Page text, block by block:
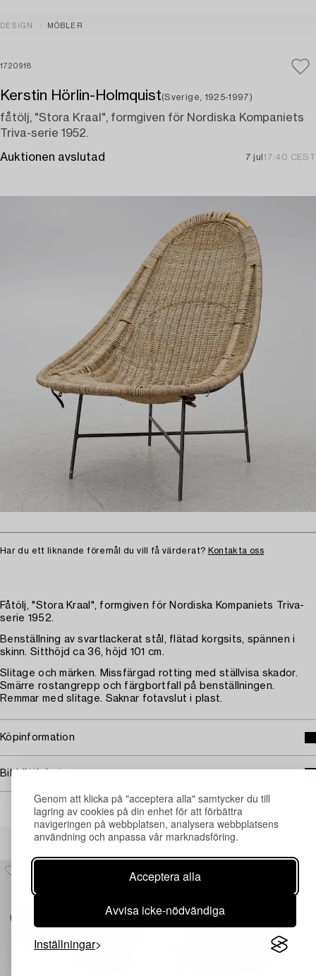
Genom att klicka på "acceptera alla" samtycker du till
lagring av cookies på din enhet för att förbättra
navigeringen på webbplatsen, analysera webbplatsens
användning och anpassa vår marknadsföring.
Acceptera alla
Avvisa icke-nödvändiga
Inställningar
DESIGN MÖBLER
1720918
Kerstin Hörlin-Holmquist(Sverige, 1925-1997)
fåtölj, "Stora Kraal", formgiven för Nordiska Kompaniets
Triva-serie 1952.
Auktionen avslutad 7 jul 17:40 CEST
Har du ett liknande föremål du vill få värderat? Kontakta oss
Fåtölj, "Stora Kraal", formgiven för Nordiska Kompaniets Triva-
serie 1952.
Benställning av svartlackerat stål, flätad korgsits, spännen i
skinn. Sitthöjd ca 36, höjd 101 cm.
Slitage och märken. Missfärgad rotting med ställvisa skador.
Smärre rostangrepp och färgbortfall på benställningen.
Remmar med slitage. Saknar fotavslut i plast.
Köpinformation
Bildrättigheter
Andra har även tittat på